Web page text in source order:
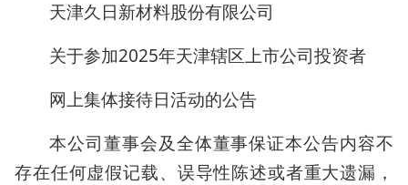
天津久日新材料股份有限公司
关于参加2025年天津辖区上市公司投资者
网上集体接待日活动的公告
本公司董事会及全体董事保证本公告内容不
存在任何虚假记载、误导性陈述或者重大遗漏，